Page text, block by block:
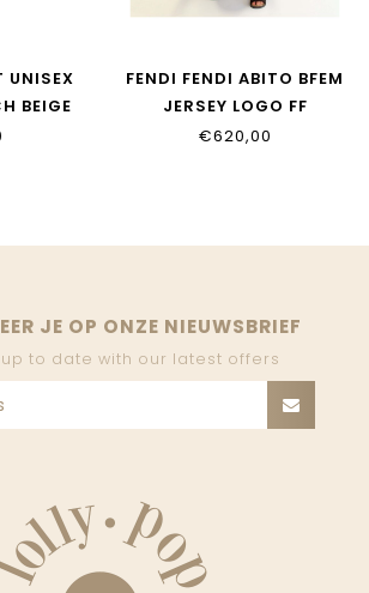
UNISEX
BEIGE
FENDI FENDI ABITO BFEM
JERSEY LOGO FF
NOCCIOLA MARRONE
€620,00
JE OP ONZE NIEUWSBRIEF
to date with our latest offers